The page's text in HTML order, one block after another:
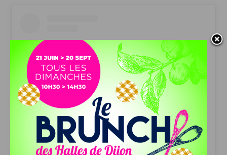
Voir cette publication sur Instagram